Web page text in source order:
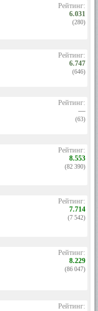
Рейтинг:
6.031
(280)
Рейтинг:
6.747
(646)
Рейтинг:
—
(63)
Рейтинг:
8.553
(82 390)
Рейтинг:
7.714
(7 542)
Рейтинг:
8.229
(86 047)
Рейтинг: